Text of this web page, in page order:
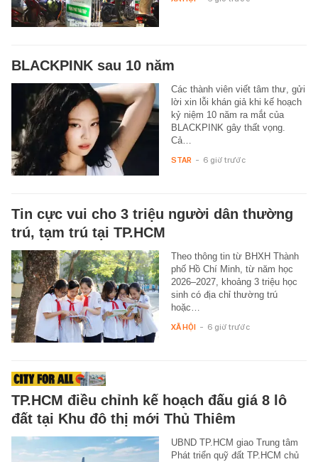
BLACKPINK sau 10 năm
Các thành viên viết tâm thư, gửi
lời xin lỗi khán giả khi kế hoạch
kỷ niệm 10 năm ra mắt của
BLACKPINK gây thất vọng.
Cả…
STAR - 6 giờ trước
Tin cực vui cho 3 triệu người dân thường
trú, tạm trú tại TP.HCM
Theo thông tin từ BHXH Thành
phố Hồ Chí Minh, từ năm học
2026–2027, khoảng 3 triệu học
sinh có địa chỉ thường trú
hoặc…
XÃ HỘI - 6 giờ trước
TP.HCM điều chỉnh kế hoạch đấu giá 8 lô
đất tại Khu đô thị mới Thủ Thiêm
UBND TP.HCM giao Trung tâm
Phát triển quỹ đất TP.HCM chủ